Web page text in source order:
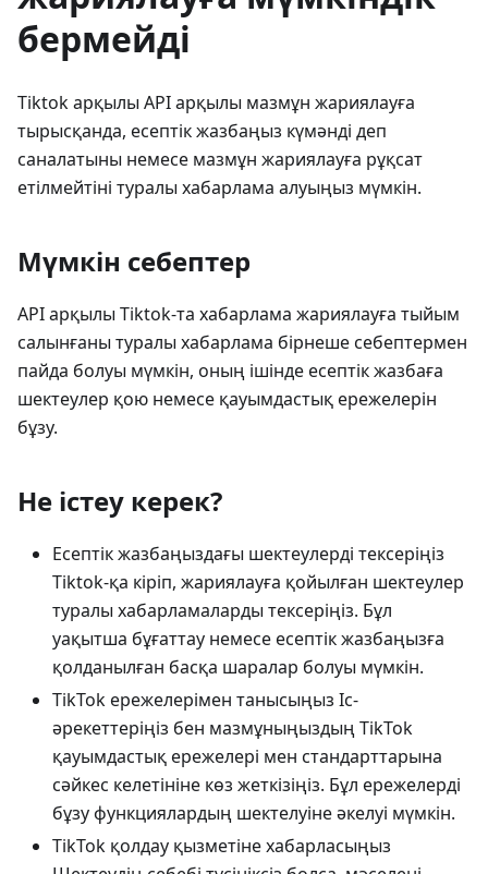
бермейді
Tiktok арқылы API арқылы мазмұн жариялауға
тырысқанда, есептік жазбаңыз күмәнді деп
саналатыны немесе мазмұн жариялауға рұқсат
етілмейтіні туралы хабарлама алуыңыз мүмкін.
Мүмкін себептер
API арқылы Tiktok-та хабарлама жариялауға тыйым
салынғаны туралы хабарлама бірнеше себептермен
пайда болуы мүмкін, оның ішінде есептік жазбаға
шектеулер қою немесе қауымдастық ережелерін
бұзу.
Не істеу керек?
Есептік жазбаңыздағы шектеулерді тексеріңіз
Tiktok-қа кіріп, жариялауға қойылған шектеулер
туралы хабарламаларды тексеріңіз. Бұл
уақытша бұғаттау немесе есептік жазбаңызға
қолданылған басқа шаралар болуы мүмкін.
TikTok ережелерімен танысыңыз Іс-
әрекеттеріңіз бен мазмұныңыздың TikTok
қауымдастық ережелері мен стандарттарына
сәйкес келетініне көз жеткізіңіз. Бұл ережелерді
бұзу функциялардың шектелуіне әкелуі мүмкін.
TikTok қолдау қызметіне хабарласыңыз